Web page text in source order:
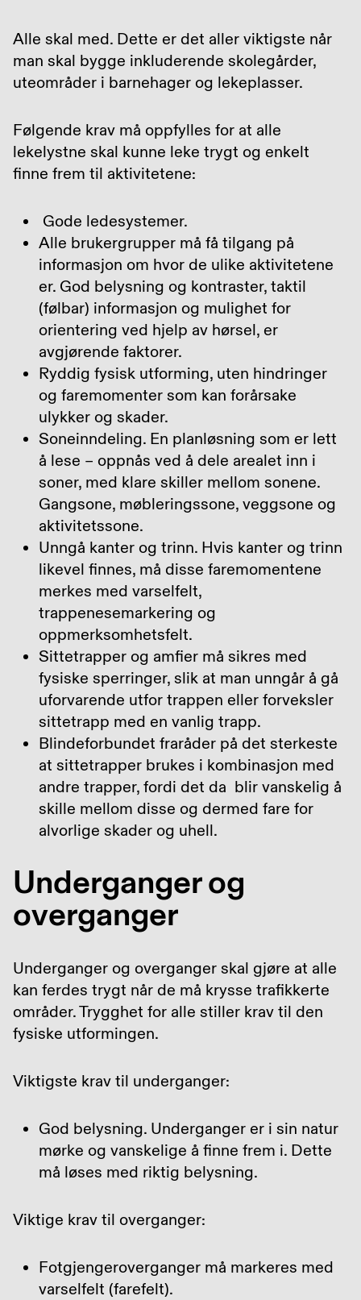
Alle skal med. Dette er det aller viktigste når
man skal bygge inkluderende skolegårder,
uteområder i barnehager og lekeplasser.
Følgende krav må oppfylles for at alle
lekelystne skal kunne leke trygt og enkelt
finne frem til aktivitetene:
Gode ledesystemer.
Alle brukergrupper må få tilgang på
informasjon om hvor de ulike aktivitetene
er. God belysning og kontraster, taktil
(følbar) informasjon og mulighet for
orientering ved hjelp av hørsel, er
avgjørende faktorer.
Ryddig fysisk utforming, uten hindringer
og faremomenter som kan forårsake
ulykker og skader.
Soneinndeling. En planløsning som er lett
å lese – oppnås ved å dele arealet inn i
soner, med klare skiller mellom sonene.
Gangsone, møbleringssone, veggsone og
aktivitetssone.
Unngå kanter og trinn. Hvis kanter og trinn
likevel finnes, må disse faremomentene
merkes med varselfelt,
trappenesemarkering og
oppmerksomhetsfelt.
Sittetrapper og amfier må sikres med
fysiske sperringer, slik at man unngår å gå
uforvarende utfor trappen eller forveksler
sittetrapp med en vanlig trapp.
Blindeforbundet fraråder på det sterkeste
at sittetrapper brukes i kombinasjon med
andre trapper, fordi det da blir vanskelig å
skille mellom disse og dermed fare for
alvorlige skader og uhell.
Underganger og
overganger
Underganger og overganger skal gjøre at alle
kan ferdes trygt når de må krysse trafikkerte
områder. Trygghet for alle stiller krav til den
fysiske utformingen.
Viktigste krav til underganger:
God belysning. Underganger er i sin natur
mørke og vanskelige å finne frem i. Dette
må løses med riktig belysning.
Viktige krav til overganger:
Fotgjengeroverganger må markeres med
varselfelt (farefelt).